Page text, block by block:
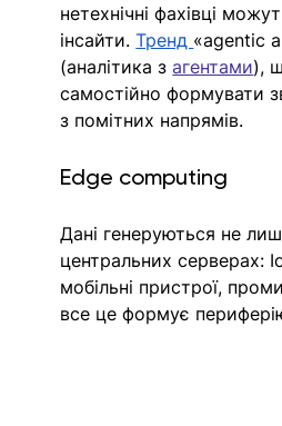
нетехнічні фахівці
інсайти. Тренд «agentic
(аналітика з агентами),
самостійно формувати
з помітних напрямів.
Edge computing
Дані генеруються не
центральних серверах:
мобільні пристрої,
все це формує